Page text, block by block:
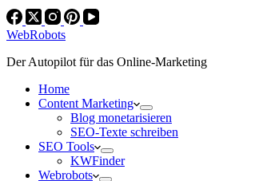
WebRobots
Der Autopilot für das Online-Marketing
Home
Content Marketing
Blog monetarisieren
SEO-Texte schreiben
SEO Tools
KWFinder
Webrobots